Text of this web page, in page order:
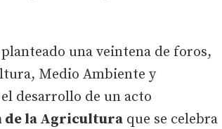
una veintena de foros,
Medio Ambiente y
desarrollo de un acto
de la Agricultura que se celebra